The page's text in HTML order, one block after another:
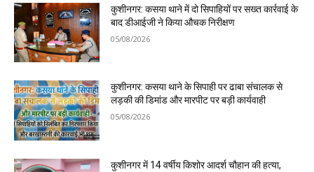
कुशीनगर: कसया थाने में दो सिपाहियों पर सख्त कार्रवाई के
बाद डीआईजी ने किया औचक निरीक्षण
05/08/2026
कुशीनगर: कसया थाने के सिपाही पर ढाबा संचालक से
लड़की की डिमांड और मारपीट पर बड़ी कार्यवाही
05/08/2026
कुशीनगर में 14 वर्षीय किशोर आदर्श चौहान की हत्या,